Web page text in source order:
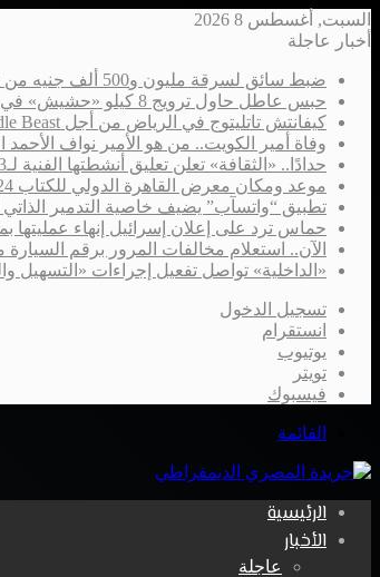
السبت, أغسطس 8 2026
أخبار عاجلة
ضبط سائق لسرقة مليون و500 ألف جنيه من داخل سيارة في الإسكندرية
حبس عاطل حاول ترويج 8 كيلو «حشيش» في الإسكندرية
كيفانتش تاتليتوج في الرياض من أجل Middle Beast
وفاة أمير الكويت.. من هو الأمير نواف
حدادًا.. «الثقافة» تعلن تعليق أنشطتها الفنية لـ3 أيام
موعد ومكان معرض القاهرة الدولي للكتاب 2024
تطبيق “واتسآب” يضيف خاصية التدمير الذاتي
حماس ترد على إعلان إسرائيل إنهاء
الآن.. استعلام مخالفات المرور برقم
«الداخلية» تواصل تفعيل إجراءات «التسهيل
تسجيل الدخول
انستقرام
يوتيوب
تويتر
فيسبوك
القائمة
الرئيسية
الأخبار
عاجلة